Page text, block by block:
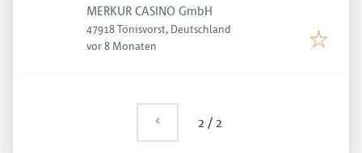
MERKUR CASINO GmbH
47918 Tönisvorst, Deutschland
Veröffentlicht:
vor 8 Monaten
2 / 2